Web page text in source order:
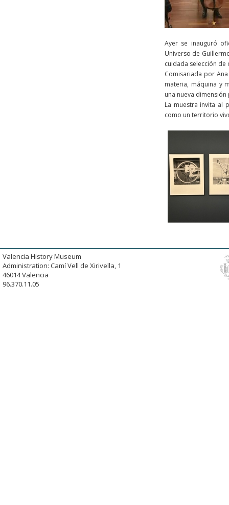
Ayer se inauguró
Universo de
cuidada selección
Comisariada por
materia, máquina y
una nueva
La muestra invita al
como un territorio
Valencia History Museum
Administration: Camí Vell de Xirivella, 1
46014 Valencia
96.370.11.05